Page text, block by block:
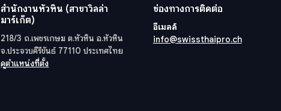
สำนักงานหัวหิน (สาขาวิลล่า
มาร์เก็ต)
218/3 ถ.เพชรเกษม ต.หัวหิน อ.หัวหิน
จ.ประจวบคีรีขันธ์ 77110 ประเทศไทย
ดูตำแหน่งที่ตั้ง
ช่องทางการติดต่อ
อีเมลล์
info@swissthaipro.ch